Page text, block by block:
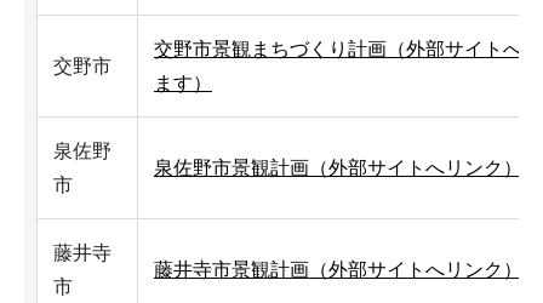
交野市
交野市景観まちづくり計画（外部サイトへ
ます）
泉佐野
市
泉佐野市景観計画（外部サイトへリンク）
藤井寺
市
藤井寺市景観計画（外部サイトへリンク）